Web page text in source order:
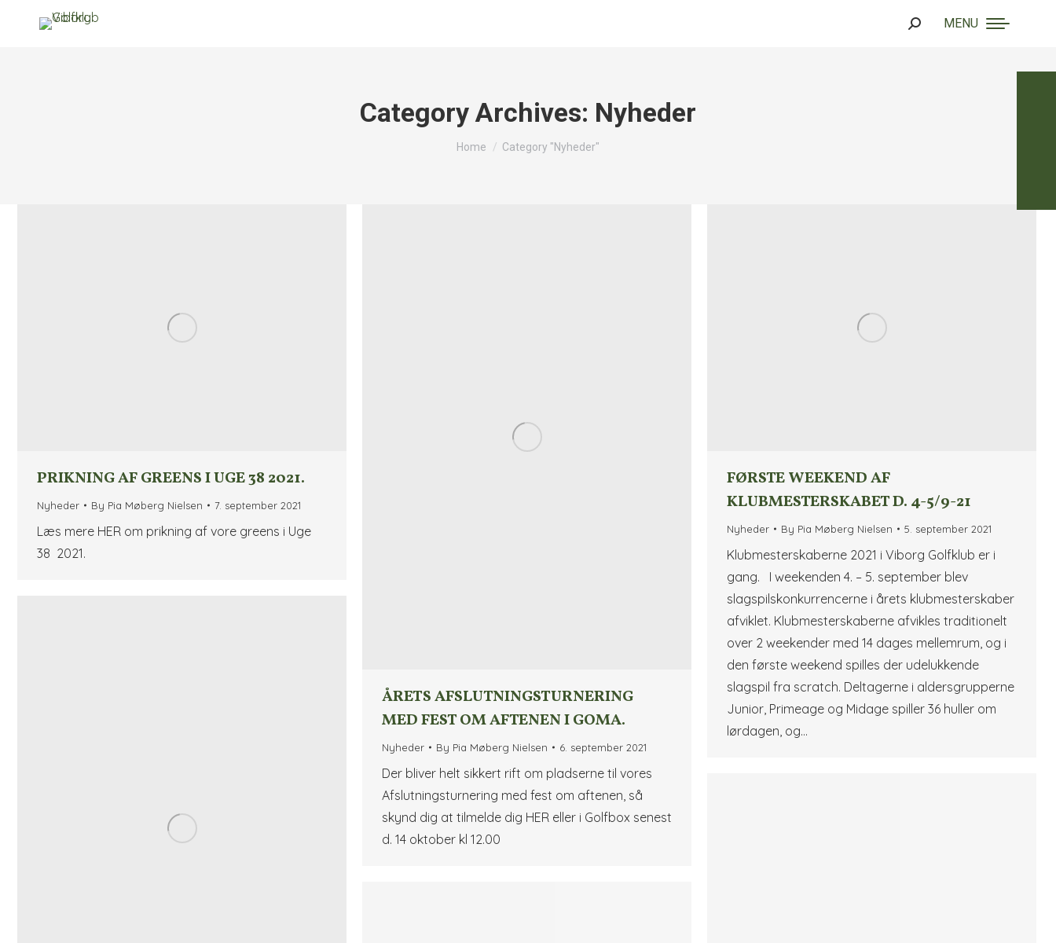
MENU
Search:
Category Archives: Nyheder
You are here:
Home Category "Nyheder"
PRIKNING AF GREENS I UGE 38 2021.
Nyheder By Pia Møberg Nielsen 7. september 2021
Læs mere HER om prikning af vore greens i Uge
38 2021.
ÅRETS AFSLUTNINGSTURNERING
MED FEST OM AFTENEN I GOMA.
Nyheder By Pia Møberg Nielsen 6. september 2021
Der bliver helt sikkert rift om pladserne til vores
Afslutningsturnering med fest om aftenen, så
skynd dig at tilmelde dig HER eller i Golfbox senest
d. 14 oktober kl 12.00
FØRSTE WEEKEND AF
KLUBMESTERSKABET D. 4-5/9-21
Nyheder By Pia Møberg Nielsen 5. september 2021
Klubmesterskaberne 2021 i Viborg Golfklub er i
gang. I weekenden 4. – 5. september blev
slagspilskonkurrencerne i årets klubmesterskaber
afviklet. Klubmesterskaberne afvikles traditionelt
over 2 weekender med 14 dages mellemrum, og i
den første weekend spilles der udelukkende
slagspil fra scratch. Deltagerne i aldersgrupperne
Junior, Primeage og Midage spiller 36 huller om
lørdagen, og…